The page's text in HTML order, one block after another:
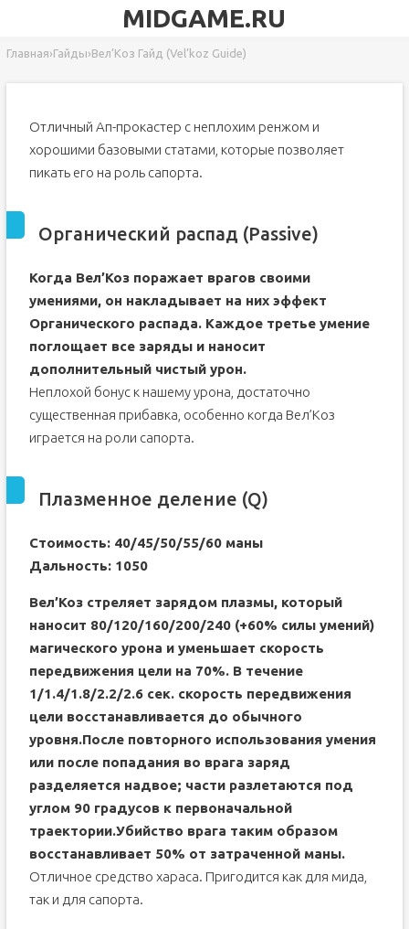
MIDGAME.RU
Главная›Гайды›Вел’Коз Гайд (Vel’koz Guide)
Отличный Ап-прокастер с неплохим ренжом и
хорошими базовыми статами, которые позволяет
пикать его на роль сапорта.
Органический распад (Passive)
Когда Вел’Коз поражает врагов своими
умениями, он накладывает на них эффект
Органического распада. Каждое третье умение
поглощает все заряды и наносит
дополнительный чистый урон.
Неплохой бонус к нашему урона, достаточно
существенная прибавка, особенно когда Вел’Коз
играется на роли сапорта.
Плазменное деление (Q)
Стоимость: 40/45/50/55/60 маны
Дальность: 1050
Вел’Коз стреляет зарядом плазмы, который
наносит 80/120/160/200/240 (+60% силы умений)
магического урона и уменьшает скорость
передвижения цели на 70%. В течение
1/1.4/1.8/2.2/2.6 сек. скорость передвижения
цели восстанавливается до обычного
уровня.После повторного использования умения
или после попадания во врага заряд
разделяется надвое; части разлетаются под
углом 90 градусов к первоначальной
траектории.Убийство врага таким образом
восстанавливает 50% от затраченной маны.
Отличное средство хараса. Пригодится как для мида,
так и для сапорта.